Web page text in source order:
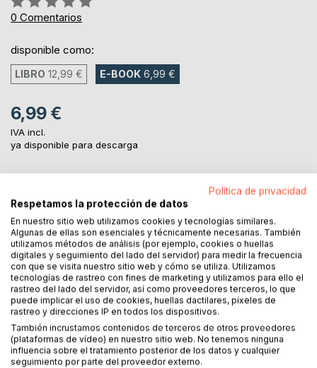
0%
0 Comentarios
disponible como:
LIBRO 12,99 € E-BOOK 6,99 €
6,99 €
IVA incl.
ya disponible para descarga
Añadir a lista de deseo
Haz una reseña
DESCRIPCIÓN
Política de privacidad
Respetamos la protección de datos
En nuestro sitio web utilizamos cookies y tecnologías similares.
Algunas de ellas son esenciales y técnicamente necesarias. También
utilizamos métodos de análisis (por ejemplo, cookies o huellas
digitales y seguimiento del lado del servidor) para medir la frecuencia
con que se visita nuestro sitio web y cómo se utiliza. Utilizamos
tecnologías de rastreo con fines de marketing y utilizamos para ello el
rastreo del lado del servidor, así como proveedores terceros, lo que
puede implicar el uso de cookies, huellas dactilares, píxeles de
rastreo y direcciones IP en todos los dispositivos.
También incrustamos contenidos de terceros de otros proveedores
(plataformas de vídeo) en nuestro sitio web. No tenemos ninguna
influencia sobre el tratamiento posterior de los datos y cualquier
seguimiento por parte del proveedor externo.